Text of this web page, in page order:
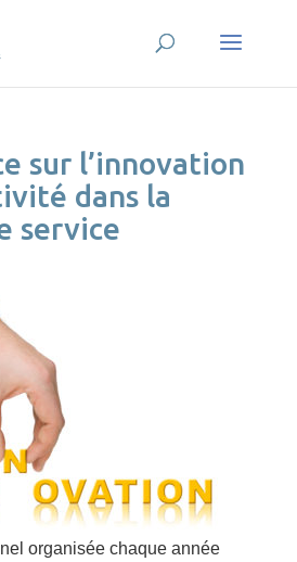
sur l’innovation
dans la
service
organisée chaque année